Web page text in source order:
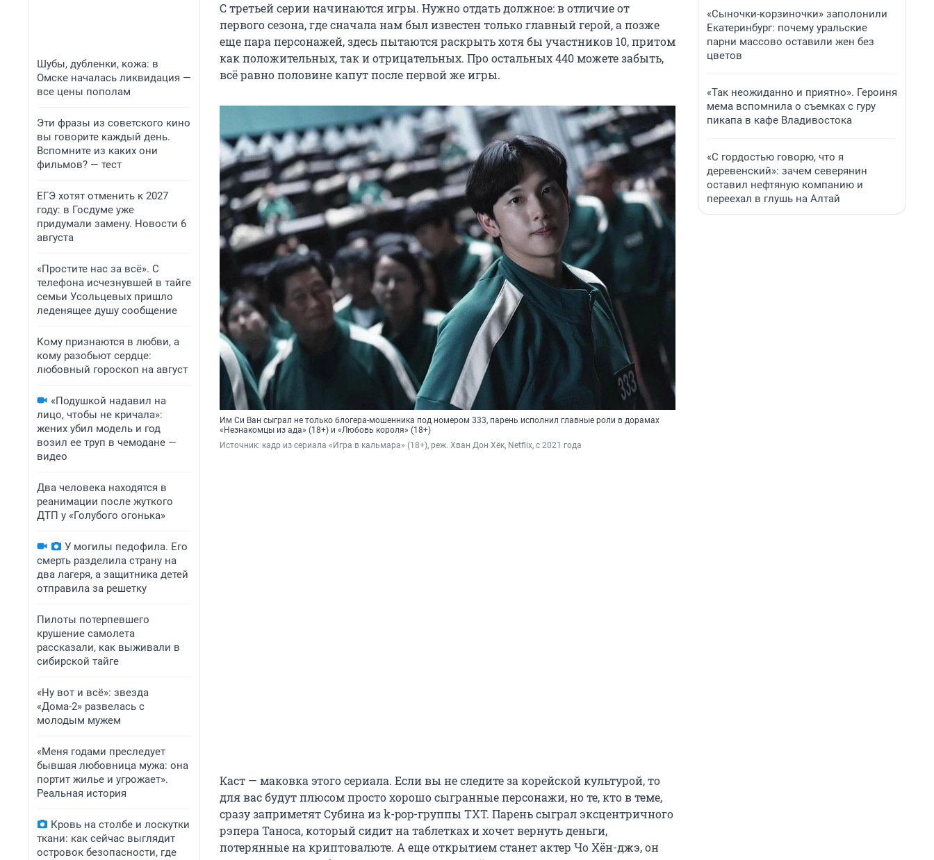
Шубы, дубленки, кожа: в
Омске началась ликвидация —
все цены пополам
Эти фразы из советского кино
вы говорите каждый день.
Вспомните из каких они
фильмов? — тест
ЕГЭ хотят отменить к 2027
году: в Госдуме уже
придумали замену. Новости 6
августа
«Простите нас за всё». С
телефона исчезнувшей в тайге
семьи Усольцевых пришло
леденящее душу сообщение
Кому признаются в любви, а
кому разобьют сердце:
любовный гороскоп на август
«Подушкой надавил на
лицо, чтобы не кричала»:
жених убил модель и год
возил ее труп в чемодане —
видео
Два человека находятся в
реанимации после жуткого
ДТП у «Голубого огонька»
У могилы педофила. Его
смерть разделила страну на
два лагеря, а защитника детей
отправила за решетку
Пилоты потерпевшего
крушение самолета
рассказали, как выживали в
сибирской тайге
«Ну вот и всё»: звезда
«Дома-2» развелась с
молодым мужем
«Меня годами преследует
бывшая любовница мужа: она
портит жилье и угрожает».
Реальная история
Кровь на столбе и лоскутки
ткани: как сейчас выглядит
островок безопасности, где
С третьей серии начинаются игры. Нужно отдать должное: в отличие от
первого сезона, где сначала нам был известен только главный герой, а позже
еще пара персонажей, здесь пытаются раскрыть хотя бы участников 10, притом
как положительных, так и отрицательных. Про остальных 440 можете забыть,
всё равно половине капут после первой же игры.
Им Си Ван сыграл не только блогера-мошенника под номером 333, парень исполнил главные роли в дорамах
«Незнакомцы из ада» (18+) и «Любовь короля» (18+)
Источник: кадр из сериала «Игра в кальмара» (18+), реж. Хван Дон Хёк, Netflix, с 2021 года
Каст — маковка этого сериала. Если вы не следите за корейской культурой, то
для вас будут плюсом просто хорошо сыгранные персонажи, но те, кто в теме,
сразу заприметят Субина из k-pop-группы TXT. Парень сыграл эксцентричного
рэпера Таноса, который сидит на таблетках и хочет вернуть деньги,
потерянные на криптовалюте. А еще открытием станет актер Чо Хён-джэ, он
«Сыночки-корзиночки» заполонили
Екатеринбург: почему уральские
парни массово оставили жен без
цветов
«Так неожиданно и приятно». Героиня
мема вспомнила о съемках с гуру
пикапа в кафе Владивостока
«С гордостью говорю, что я
деревенский»: зачем северянин
оставил нефтяную компанию и
переехал в глушь на Алтай